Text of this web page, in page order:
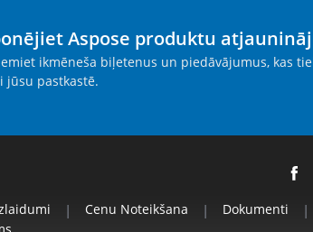
Aspose produktu
ikmēneša biļetenus un piedāvājumus, kas
jūsu pastkastē.
| Cenu Noteikšana | Dokumenti |